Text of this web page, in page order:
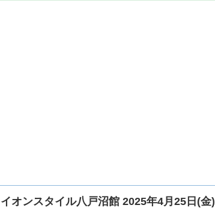
イオンスタイル八戸沼館 2025年4月25日(金